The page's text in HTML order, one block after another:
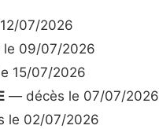
07/2026
09/07/2026
15/07/2026
— décès le 07/07/2026
le 02/07/2026